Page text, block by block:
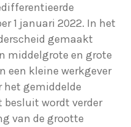
1 januari 2022. In het
gemaakt
middelgrote en grote
een kleine werkgever
het gemiddelde
wordt verder
van de grootte